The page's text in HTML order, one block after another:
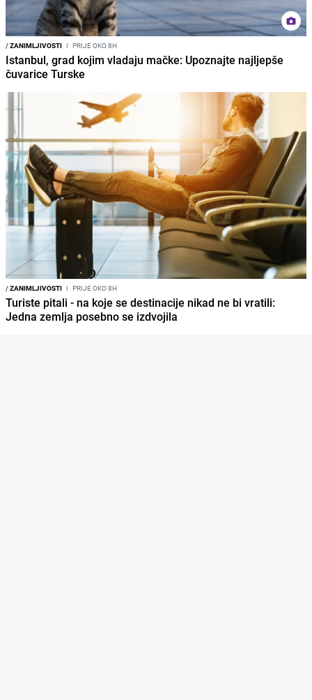
/ZANIMLJIVOSTI I PRIJE OKO 8H
Istanbul, grad kojim vladaju mačke: Upoznajte najljepše
čuvarice Turske
/ZANIMLJIVOSTI I PRIJE OKO 8H
Turiste pitali - na koje se destinacije nikad ne bi vratili:
Jedna zemlja posebno se izdvojila